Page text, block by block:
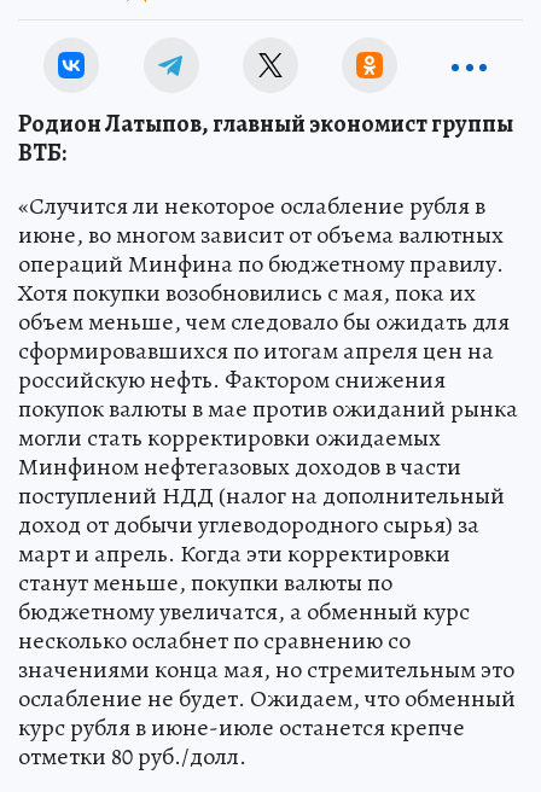
Родион Латыпов, главный экономист группы
ВТБ:
«Случится ли некоторое ослабление рубля в
июне, во многом зависит от объема валютных
операций Минфина по бюджетному правилу.
Хотя покупки возобновились с мая, пока их
объем меньше, чем следовало бы ожидать для
сформировавшихся по итогам апреля цен на
российскую нефть. Фактором снижения
покупок валюты в мае против ожиданий рынка
могли стать корректировки ожидаемых
Минфином нефтегазовых доходов в части
поступлений НДД (налог на дополнительный
доход от добычи углеводородного сырья) за
март и апрель. Когда эти корректировки
станут меньше, покупки валюты по
бюджетному увеличатся, а обменный курс
несколько ослабнет по сравнению со
значениями конца мая, но стремительным это
ослабление не будет. Ожидаем, что обменный
курс рубля в июне-июле останется крепче
отметки 80 руб./долл.